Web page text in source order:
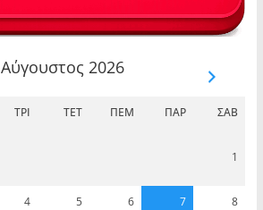
Αύγουστος 2026
ΤΡΊ ΤΕΤ ΠΈΜ ΠΑΡ ΣΆΒ
1
4 5 6 7 8